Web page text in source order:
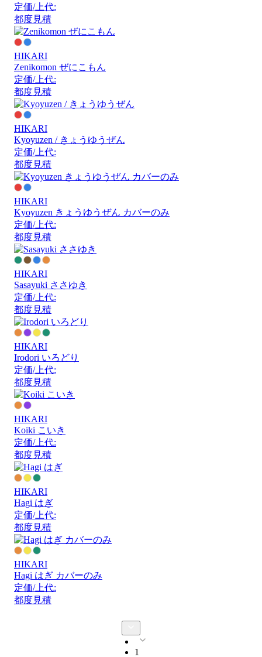
定価/上代:
都度見積
HIKARI
Zenikomon ぜにこもん
定価/上代:
都度見積
HIKARI
Kyoyuzen / きょうゆうぜん
定価/上代:
都度見積
HIKARI
Kyoyuzen きょうゆうぜん カバーのみ
定価/上代:
都度見積
HIKARI
Sasayuki ささゆき
定価/上代:
都度見積
HIKARI
Irodori いろどり
定価/上代:
都度見積
HIKARI
Koiki こいき
定価/上代:
都度見積
HIKARI
Hagi はぎ
定価/上代:
都度見積
HIKARI
Hagi はぎ カバーのみ
定価/上代:
都度見積
1